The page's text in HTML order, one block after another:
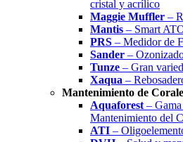
cristal y acrílico
Maggie Muffler –
Mantis – Smart
PRS – Medidor de
Sander –
Tunze – Gran
Xaqua –
Mantenimiento de
Aquaforest –
Mantenimiento del
ATI –